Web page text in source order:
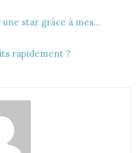
star grâce à mes…
rapidement ?